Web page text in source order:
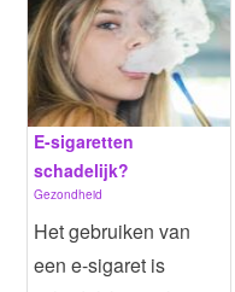
E-sigaretten
schadelijk?
Gezondheid
Het gebruiken van
een e-sigaret is